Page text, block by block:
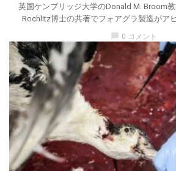
英国ケンブリッジ大学のDonald M. Broom
Rochlitz博士の共著でフォアグラ製造がア
chat_bubble 0 コメント